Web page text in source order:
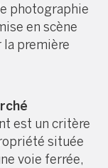
photographie
en scène
la première
est un critère
située
voie ferrée,